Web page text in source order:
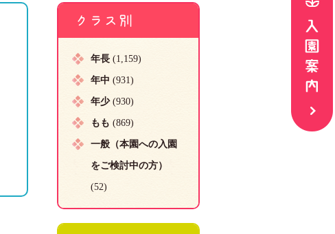
クラス別
年長 (1,159)
年中 (931)
年少(930)
もも (869)
一般（本園への入園
をご検討中の方）
(52)